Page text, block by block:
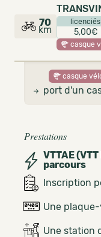
70
km
licenciés
5,00€
casque
casque
port d'un
Prestations
VTTAE
parcours
Inscription
Une
Une station